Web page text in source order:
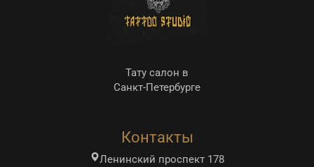
Тату салон в
Санкт-Петербурге
Контакты
Ленинский проспект 178